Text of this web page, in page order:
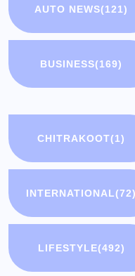
AUTO NEWS(121)
BUSINESS(169)
CHITRAKOOT(1)
INTERNATIONAL(72)
LIFESTYLE(492)